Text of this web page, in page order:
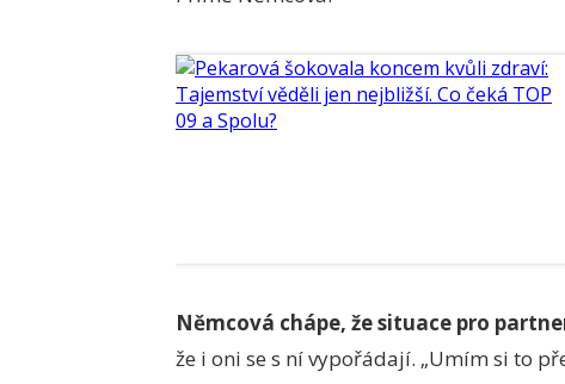
Němcová chápe, že situace pro
že i oni se s ní vypořádají. „Umím si to